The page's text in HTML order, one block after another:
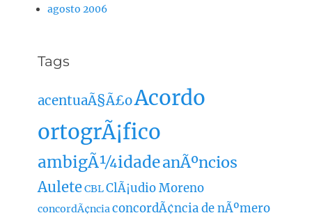
agosto 2006
Tags
acentuaÃ§Ã£oAcordo
ortogrÃ¡fico
ambigÃ¼idadeanÃºncios
AuleteCBLClÃ¡udio Moreno
concordÃ¢nciaconcordÃ¢ncia de nÃºmero